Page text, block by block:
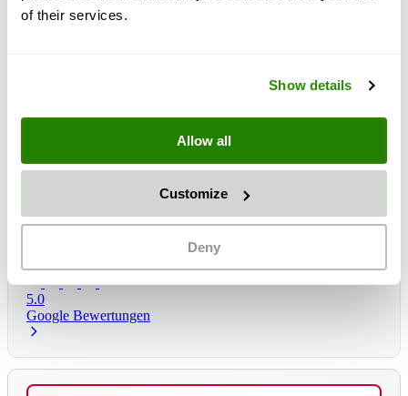
of their services.
Show details
Allow all
Customize
Deny
Lieferzeit: 1 - 3 dagen
Verwachte levering: wo, 12 aug
5.0
Google Bewertungen